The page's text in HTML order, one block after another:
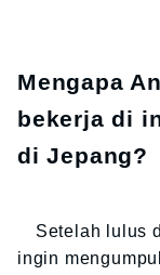
Mengapa
bekerja di
di Jepang?
Setelah lulus
ingin